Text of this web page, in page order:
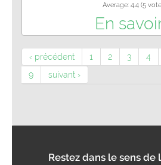
Average:4.4 (5
En
‹ précédent 1 2 3 4
9
suivant ›
Restez dans le sens de